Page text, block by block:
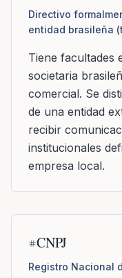
Directivo
entidad brasileña
Tiene facultades
societaria
comercial. Se
de una entidad
recibir
institucionales
empresa local.
CNPJ
Registro Nacional